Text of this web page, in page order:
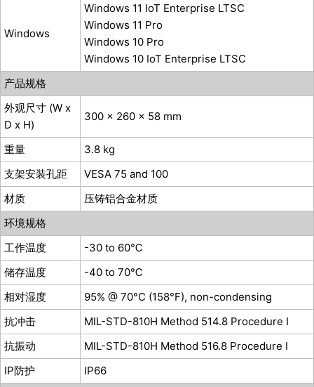
Windows
Windows 11 IoT Enterprise LTSC
Windows 11 Pro
Windows 10 Pro
Windows 10 IoT Enterprise LTSC
产品规格
外观尺寸 (W x
D x H)
300 x 260 x 58 mm
重量
3.8 kg
支架安装孔距
VESA 75 and 100
材质
压铸铝合金材质
环境规格
工作温度
-30 to 60℃
储存温度
-40 to 70℃
相对湿度
95% @ 70°C (158°F), non-condensing
抗冲击
MIL-STD-810H Method 514.8 Procedure I
抗振动
MIL-STD-810H Method 516.8 Procedure I
IP防护
IP66